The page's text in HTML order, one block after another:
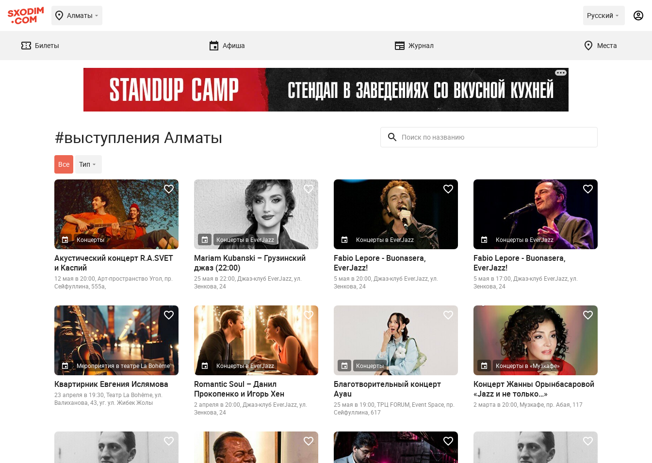
Алматы Русский
Билеты Афиша Журнал Места
#выступления Алматы
Все Тип
Концерты
Акустический концерт R.A.SVET
и Kаспий
12 мая в 20:00, Арт-пространство Угол, пр.
Сейфуллина, 555а,
Концерты в EverJazz
Mariam Kubanski – Грузинский
джаз (22:00)
25 мая в 22:00, Джаз-клуб EverJazz, ул.
Зенкова, 24
Концерты в EverJazz
Fabio Lepore - Buonasera,
EverJazz!
5 мая в 20:00, Джаз-клуб EverJazz, ул.
Зенкова, 24
Концерты в EverJazz
Fabio Lepore - Buonasera,
EverJazz!
5 мая в 17:00, Джаз-клуб EverJazz, ул.
Зенкова, 24
Мероприятия в театре La Bohême
Квартирник Евгения Ислямова
23 апреля в 19:30, Театр La Bohême, ул.
Валиханова, 43, уг. ул. Жибек Жолы
Концерты в EverJazz
Romantic Soul – Данил
Прокопенко и Игорь Хен
2 апреля в 20:00, Джаз-клуб EverJazz, ул.
Зенкова, 24
Концерты
Благотворительный концерт
Ayau
25 мая в 19:00, ТРЦ FORUM, Event Space, пр.
Сейфуллина, 617
Концерты в «Музкафе»
Концерт Жанны Орынбасаровой
«Jazz и не только…»
2 марта в 20:00, Музкафе, пр. Абая, 117